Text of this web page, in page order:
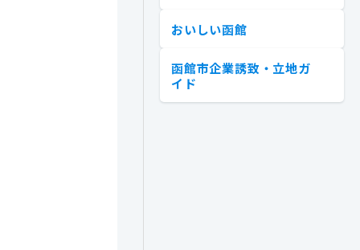
おいしい函館
函館市企業誘致・立地ガ
イド